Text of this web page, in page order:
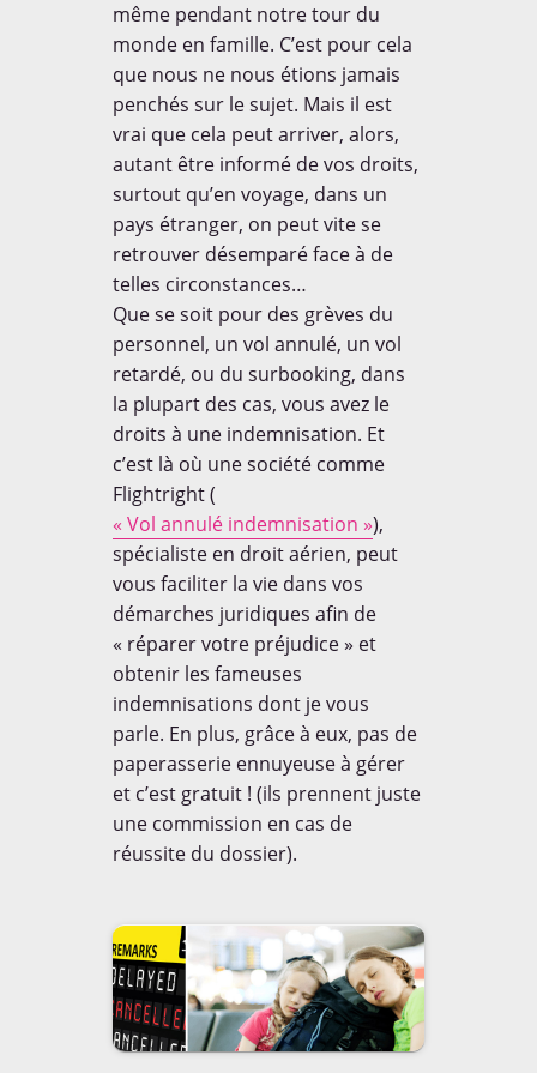
LA PAROLES DES ENFANTS
Curieux de connaitre la parole
des enfants à travers le
monde sur leur
environnement, nous avons
préparé une série de
questions que nous leur
avons posé lors de notre
passage dans certains pays.
AWARDS
même pendant notre tour du
monde en famille. C’est pour cela
que nous ne nous étions jamais
penchés sur le sujet. Mais il est
vrai que cela peut arriver, alors,
autant être informé de vos droits,
surtout qu’en voyage, dans un
pays étranger, on peut vite se
retrouver désemparé face à de
telles circonstances…
Que se soit pour des grèves du
personnel, un vol annulé, un vol
retardé, ou du surbooking, dans
la plupart des cas, vous avez le
droits à une indemnisation. Et
c’est là où une société comme
Flightright (
« Vol annulé indemnisation »),
spécialiste en droit aérien, peut
vous faciliter la vie dans vos
démarches juridiques afin de
« réparer votre préjudice » et
obtenir les fameuses
indemnisations dont je vous
parle. En plus, grâce à eux, pas de
paperasserie ennuyeuse à gérer
et c’est gratuit ! (ils prennent juste
une commission en cas de
réussite du dossier).